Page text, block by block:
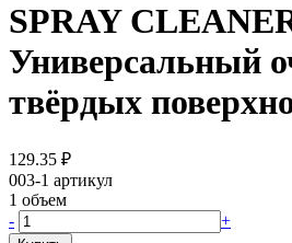
SPRAY
Универсальный
твёрдых
129.35 ₽
003-1 артикул
1 объем
-
+